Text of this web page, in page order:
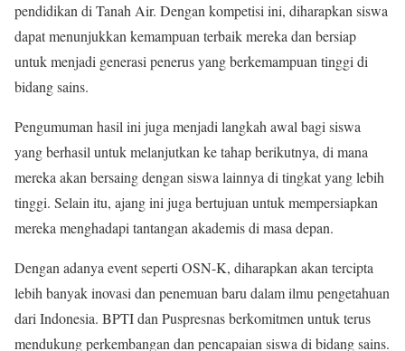
pendidikan di Tanah Air. Dengan kompetisi ini, diharapkan siswa
dapat menunjukkan kemampuan terbaik mereka dan bersiap
untuk menjadi generasi penerus yang berkemampuan tinggi di
bidang sains.
Pengumuman hasil ini juga menjadi langkah awal bagi siswa
yang berhasil untuk melanjutkan ke tahap berikutnya, di mana
mereka akan bersaing dengan siswa lainnya di tingkat yang lebih
tinggi. Selain itu, ajang ini juga bertujuan untuk mempersiapkan
mereka menghadapi tantangan akademis di masa depan.
Dengan adanya event seperti OSN-K, diharapkan akan tercipta
lebih banyak inovasi dan penemuan baru dalam ilmu pengetahuan
dari Indonesia. BPTI dan Puspresnas berkomitmen untuk terus
mendukung perkembangan dan pencapaian siswa di bidang sains.